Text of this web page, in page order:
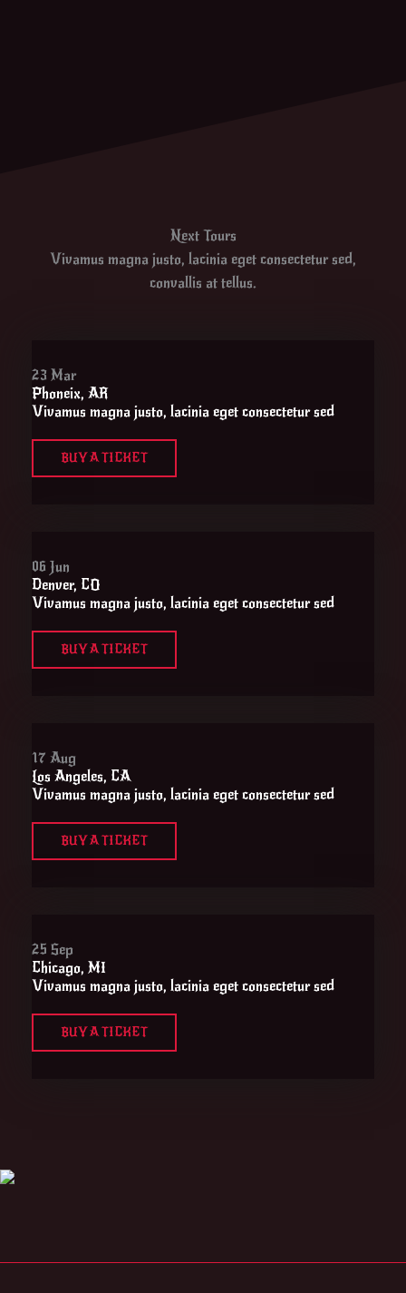
Next Tours
Vivamus magna justo, lacinia eget consectetur sed,
convallis at tellus.
23 Mar
Phoneix, AR
Vivamus magna justo, lacinia eget consectetur sed
BUY A TICKET
06 Jun
Denver, CO
Vivamus magna justo, lacinia eget consectetur sed
BUY A TICKET
17 Aug
Los Angeles, CA
Vivamus magna justo, lacinia eget consectetur sed
BUY A TICKET
25 Sep
Chicago, MI
Vivamus magna justo, lacinia eget consectetur sed
BUY A TICKET